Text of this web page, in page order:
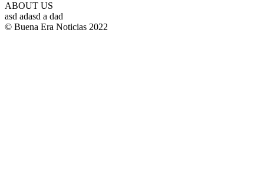
ABOUT US
asd adasd a dad
© Buena Era Noticias 2022